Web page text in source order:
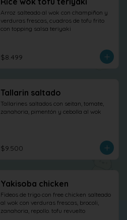
Arroz salteado al wok con champiñon y
verduras frescas, cuadros de tofu frito
con topping salsa teriyaki
$8.499
Tallarin saltado
Tallarines saltados con seitan, tomate,
zanahoria, pimentón y cebolla al wok
$9.500
Yakisoba chicken
Fideos de trigo con free chicken salteado
al wok con verduras frescas, brocoli,
zanahoria, repollo. tofu revuelto